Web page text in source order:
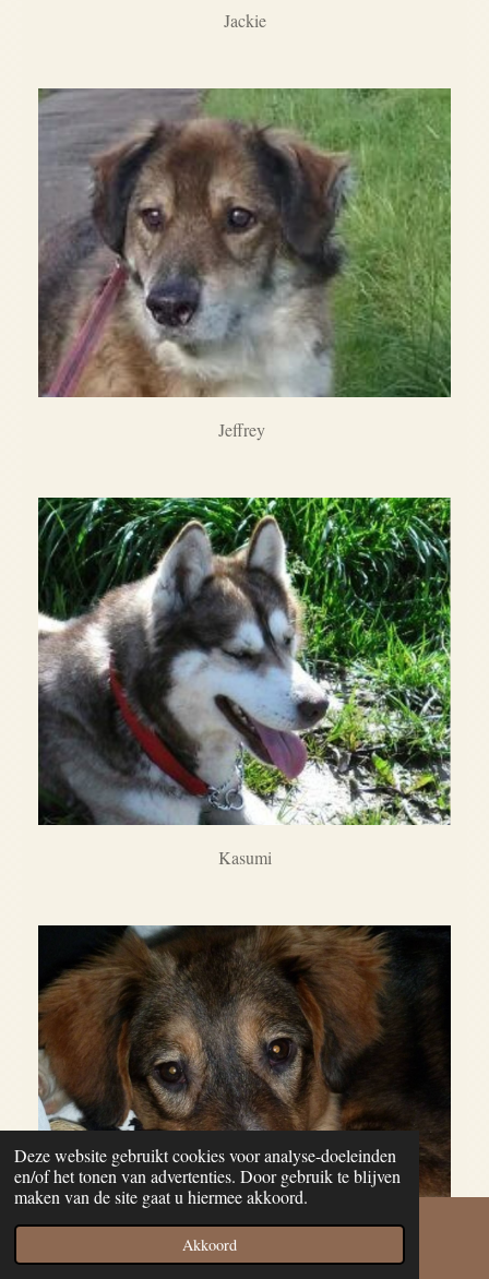
Deze website gebruikt cookies voor analyse-doeleinden
en/of het tonen van advertenties. Door gebruik te blijven
maken van de site gaat u hiermee akkoord.
Akkoord
Jackie
Jeffrey
Kasumi